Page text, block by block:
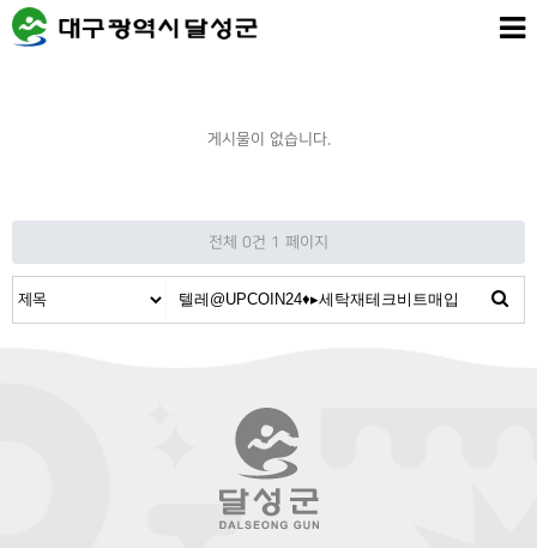
게시물이 없습니다.
전체 0건 1 페이지